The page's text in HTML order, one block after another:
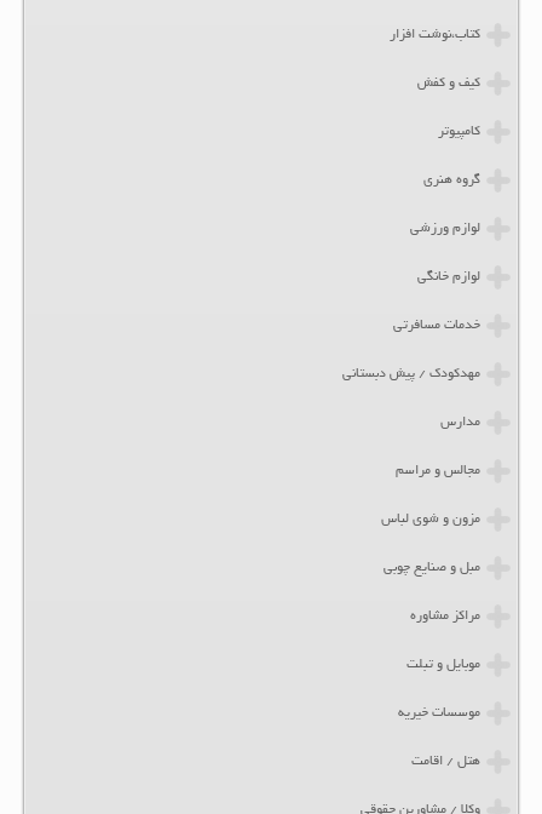
کتاب،نوشت افزار
کیف و کفش
کامپیوتر
گروه هنری
لوازم ورزشی
لوازم خانگی
خدمات مسافرتی
مهدکودک / پیش دبستانی
مدارس
مجالس و مراسم
مزون و شوی لباس
مبل و صنایع چوبی
مراکز مشاوره
موبایل و تبلت
موسسات خیریه
هتل / اقامت
وکلا / مشاورین حقوقی